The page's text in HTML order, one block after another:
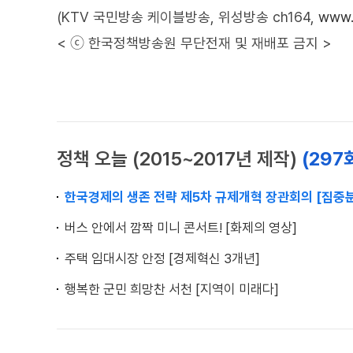
(KTV 국민방송 케이블방송, 위성방송 ch164,
< ⓒ 한국정책방송원 무단전재 및 재배포 금지 >
정책 오늘 (2015~2017년 제작) (297
한국경제의 생존 전략 제5차 규제개혁 장관회의 [집중
버스 안에서 깜짝 미니 콘서트! [화제의 영상]
주택 임대시장 안정 [경제혁신 3개년]
행복한 군민 희망찬 서천 [지역이 미래다]